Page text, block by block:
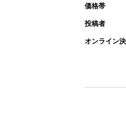
価格帯
投稿者
オンライン